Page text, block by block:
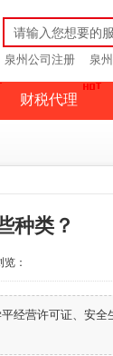
泉州公司注册 泉
财税代理
种类？
览：
经营许可证、安全